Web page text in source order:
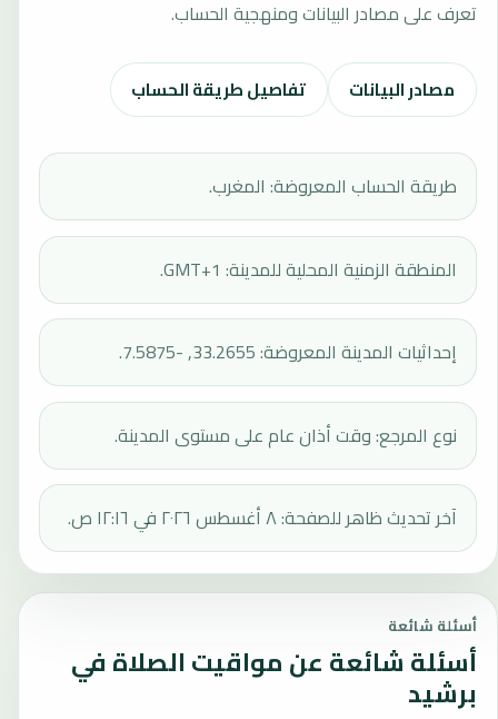
تعرف على مصادر البيانات ومنهجية الحساب.
مصادر البيانات تفاصيل طريقة الحساب
طريقة الحساب المعروضة: المغرب.
المنطقة الزمنية المحلية للمدينة: GMT+1.
إحداثيات المدينة المعروضة: 33.2655, -7.5875.
نوع المرجع: وقت أذان عام على مستوى المدينة.
آخر تحديث ظاهر للصفحة: ٨ أغسطس ٢٠٢٦ في ١٢:١٦ ص.
أسئلة شائعة
أسئلة شائعة عن مواقيت الصلاة في
برشيد